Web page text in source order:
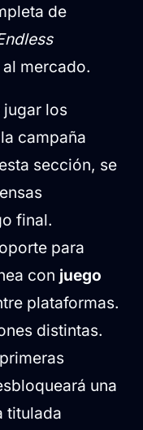
de
mercado.
jugar los
campaña
sección, se
final.
para
con juego
plataformas.
distintas.
una
titulada